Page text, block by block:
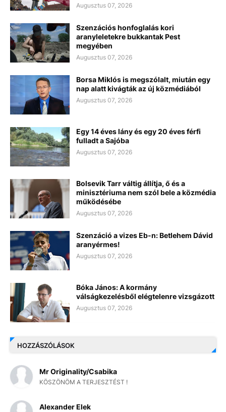
Augusztus 07, 2026
Szenzációs honfoglalás kori
aranyleletekre bukkantak Pest
megyében
Augusztus 07, 2026
Borsa Miklós is megszólalt, miután egy
nap alatt kivágták az új közmédiából
Augusztus 07, 2026
Egy 14 éves lány és egy 20 éves férfi
fulladt a Sajóba
Augusztus 07, 2026
Bolsevik Tarr váltig állítja, ő és a
minisztériuma nem szól bele a közmédia
működésébe
Augusztus 07, 2026
Szenzáció a vizes Eb-n: Betlehem Dávid
aranyérmes!
Augusztus 07, 2026
Bóka János: A kormány
válságkezelésből elégtelenre vizsgázott
Augusztus 07, 2026
HOZZÁSZÓLÁSOK
Mr Originality/Csabika
KÖSZÖNÖM A TERJESZTÉST !
Alexander Elek